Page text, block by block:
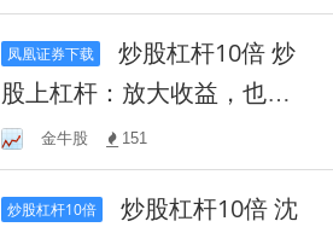
凤凰证券下载
炒股杠杆10倍 炒
股上杠杆：放大收益，也放
大风险！
金牛股 151
炒股杠杆10倍
炒股杠杆10倍 沈